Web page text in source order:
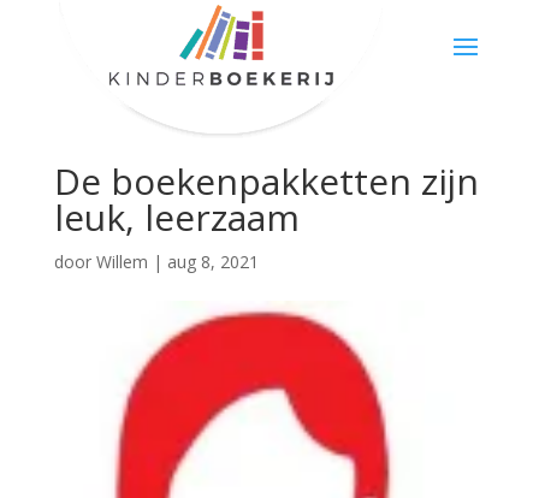
De boekenpakketten zijn
leuk, leerzaam
door Willem | aug 8, 2021